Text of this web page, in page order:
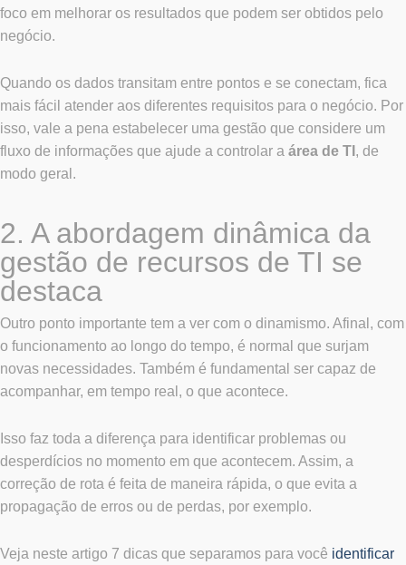
foco em melhorar os resultados que podem ser obtidos pelo
negócio.
Quando os dados transitam entre pontos e se conectam, fica
mais fácil atender aos diferentes requisitos para o negócio. Por
isso, vale a pena estabelecer uma gestão que considere um
fluxo de informações que ajude a controlar a área de TI , de
modo geral.
2. A abordagem dinâmica da
gestão de recursos de TI se
destaca
Outro ponto importante tem a ver com o dinamismo. Afinal, com
o funcionamento ao longo do tempo, é normal que surjam
novas necessidades. Também é fundamental ser capaz de
acompanhar, em tempo real, o que acontece.
Isso faz toda a diferença para identificar problemas ou
desperdícios no momento em que acontecem. Assim, a
correção de rota é feita de maneira rápida, o que evita a
propagação de erros ou de perdas, por exemplo.
Veja neste artigo 7 dicas que separamos para você identificar